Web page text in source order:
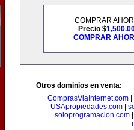
COMPRAR
Precio $
COMPRAR
Otros dominios en venta:
ComprasViaInternet.com
USApropiedades.com
soloprogramacion.com